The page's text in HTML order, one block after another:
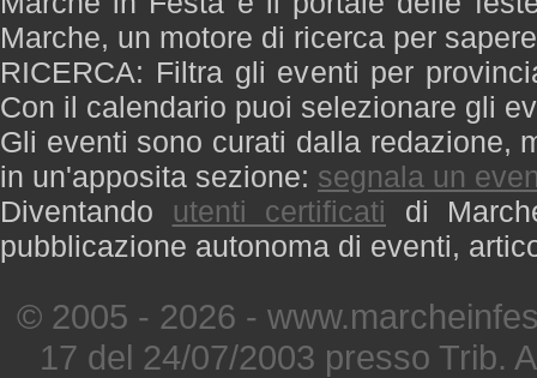
Marche, un motore di ricerca per
RICERCA: Filtra gli eventi per
Con il calendario puoi selezionare gli
Gli eventi sono curati dalla redazione,
in un'apposita sezione: segnala un
Diventando utenti certificati di
pubblicazione autonoma di eventi,
© 2005 - 2026 -
17 del 24/07/2003 presso Trib.